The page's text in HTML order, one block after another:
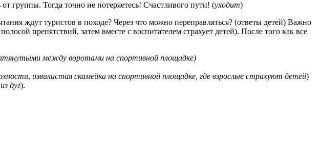
группы. Тогда точно не потеряетесь! Счастливого пути! (уходит)
ждут туристов в походе? Через что можно переправляться? (ответы детей) Важно
препятствий, затем вместе с воспитателем страхует детей). После того как все
между воротами на спортивной площадке)
, извилистая скамейка на спортивной площадке, где взрослые страхуют детей)
дуг).